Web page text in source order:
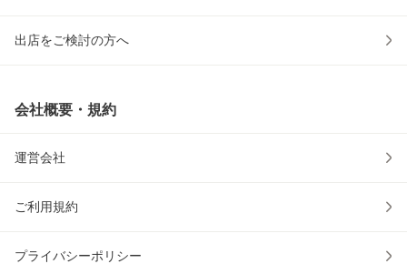
出店をご検討の方へ
会社概要・規約
運営会社
ご利用規約
プライバシーポリシー